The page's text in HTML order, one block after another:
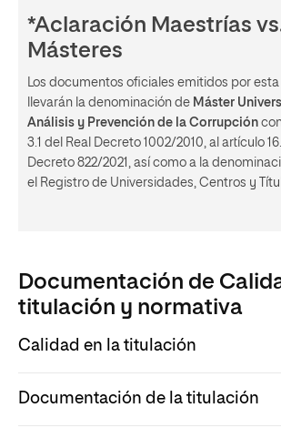
*Aclaración Maestrías
Másteres
Los documentos oficiales emitidos por
llevarán la denominación de Máster
Análisis y Prevención de la Corrupción
3.1 del Real Decreto 1002/2010, al artículo
Decreto 822/2021, así como a la
el Registro de Universidades, Centros y
Documentación de
titulación y normativa
Calidad en la titulación
COMPONENTES DE LA UCT
Documentación de la titulación